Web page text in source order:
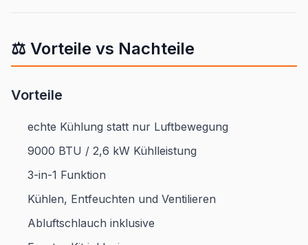
⚖️ Vorteile vs Nachteile
Vorteile
echte Kühlung statt nur Luftbewegung
9000 BTU / 2,6 kW Kühlleistung
3-in-1 Funktion
Kühlen, Entfeuchten und Ventilieren
Abluftschlauch inklusive